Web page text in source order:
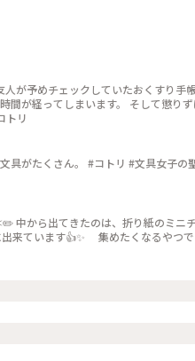
そして懲りずにまた、小さいファイ
コトリ
具がたくさん。 #コトリ #文具女子の
中から出てきたのは、折り紙のミニ
ます👍✨ 集めたくなるやつです…笑。 #鎌